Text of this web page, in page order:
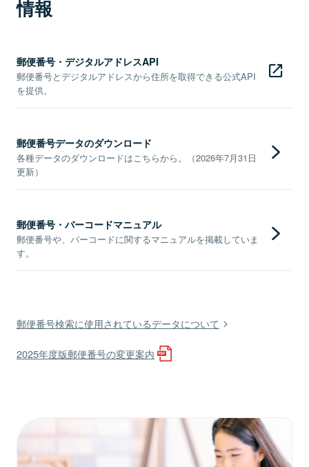
情報
郵便番号・デジタルアドレスAPI
郵便番号とデジタルアドレスから住所を取得できる公式API
を提供。
郵便番号データのダウンロード
各種データのダウンロードはこちらから。（2026年7月31日
更新）
郵便番号・バーコードマニュアル
郵便番号や、バーコードに関するマニュアルを掲載していま
す。
郵便番号検索に使用されているデータについて
2025年度版郵便番号の変更案内